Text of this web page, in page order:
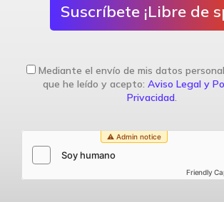
Suscríbete ¡Libre de
Mediante el envío de mis datos
que he leído y acepto: Aviso Legal y
Privacidad.
Friendly